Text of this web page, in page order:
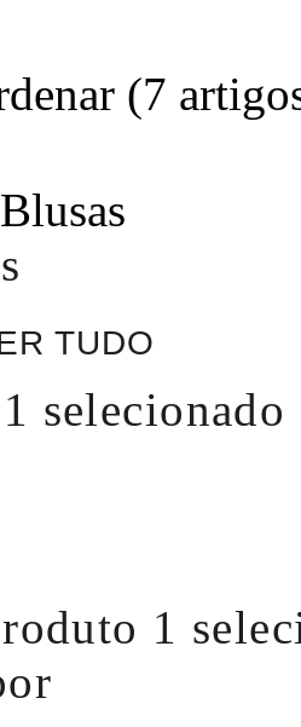
(7
TUDO
1 selecionado
1